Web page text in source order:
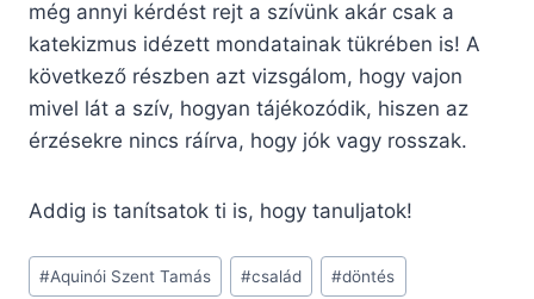
még annyi kérdést rejt a szívünk akár csak a
katekizmus idézett mondatainak tükrében is! A
következő részben azt vizsgálom, hogy vajon
mivel lát a szív, hogyan tájékozódik, hiszen az
érzésekre nincs ráírva, hogy jók vagy rosszak.
Addig is tanítsatok ti is, hogy tanuljatok!
Post
#Aquinói Szent Tamás #család #döntés